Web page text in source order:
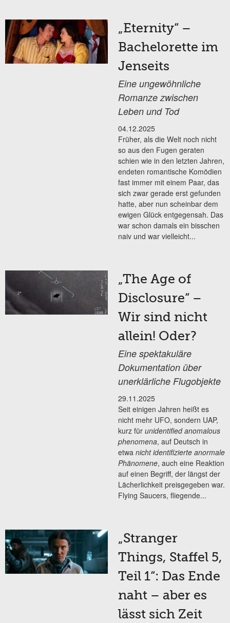
„Eternity“ –
Bachelorette im
Jenseits
Eine ungewöhnliche
Romanze zwischen
Leben und Tod
04.12.2025
Früher, als die Welt noch nicht
so aus den Fugen geraten
schien wie in den letzten Jahren,
endeten romantische Komödien
fast immer mit einem Paar, das
sich zwar gerade erst gefunden
hatte, aber nun scheinbar dem
ewigen Glück entgegensah. Das
war schon damals ein bisschen
naiv und war vielleicht...
„The Age of
Disclosure“ –
Wir sind nicht
allein! Oder?
Eine spektakuläre
Dokumentation über
unerklärliche Flugobjekte
29.11.2025
Seit einigen Jahren heißt es
nicht mehr UFO, sondern UAP,
kurz für unidentified anomalous
phenomena, auf Deutsch in
etwa nicht identifizierte anormale
Phänomene, auch eine Reaktion
auf einen Begriff, der längst der
Lächerlichkeit preisgegeben war.
Flying Saucers, fliegende...
„Stranger
Things, Staffel 5,
Teil 1“: Das Ende
naht – aber es
lässt sich Zeit